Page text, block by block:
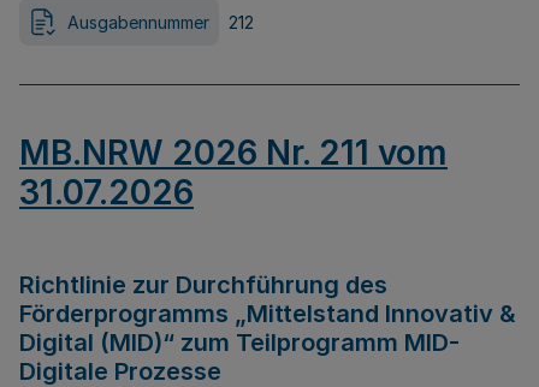
Ausgabennummer 212
MB.NRW 2026 Nr. 211 vom
31.07.2026
Richtlinie zur Durchführung des
Förderprogramms „Mittelstand Innovativ &
Digital (MID)“ zum Teilprogramm MID-
Digitale Prozesse